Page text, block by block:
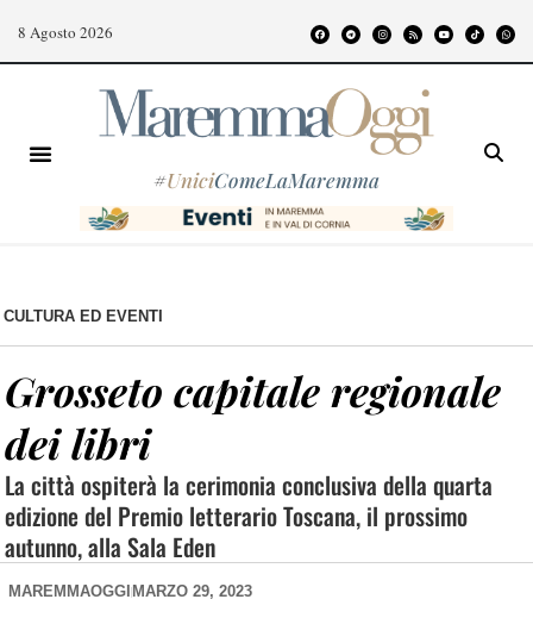
8 Agosto 2026
#UniciComeLaMaremma
CULTURA ED EVENTI
Grosseto capitale regionale
dei libri
La città ospiterà la cerimonia conclusiva della quarta
edizione del Premio letterario Toscana, il prossimo
autunno, alla Sala Eden
MAREMMAOGGI MARZO 29, 2023